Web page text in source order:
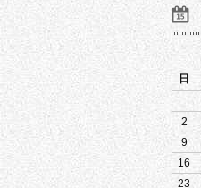
日
2
9
16
23